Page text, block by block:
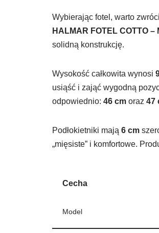
Wybierając fotel, warto
HALMAR FOTEL COTTO –
solidną konstrukcję.
Wysokość całkowita wynosi
usiąść i zająć wygodną
odpowiednio: 46 cm oraz 47
Podłokietniki mają 6 cm
„mięsiste” i komfortowe.
Cecha
Model